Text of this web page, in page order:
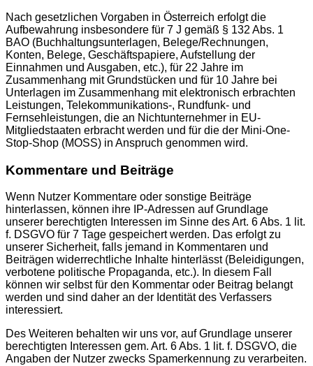
Nach gesetzlichen Vorgaben in Österreich erfolgt die
Aufbewahrung insbesondere für 7 J gemäß § 132 Abs. 1
BAO (Buchhaltungsunterlagen, Belege/Rechnungen,
Konten, Belege, Geschäftspapiere, Aufstellung der
Einnahmen und Ausgaben, etc.), für 22 Jahre im
Zusammenhang mit Grundstücken und für 10 Jahre bei
Unterlagen im Zusammenhang mit elektronisch erbrachten
Leistungen, Telekommunikations-, Rundfunk- und
Fernsehleistungen, die an Nichtunternehmer in EU-
Mitgliedstaaten erbracht werden und für die der Mini-One-
Stop-Shop (MOSS) in Anspruch genommen wird.
Kommentare und Beiträge
Wenn Nutzer Kommentare oder sonstige Beiträge
hinterlassen, können ihre IP-Adressen auf Grundlage
unserer berechtigten Interessen im Sinne des Art. 6 Abs. 1 lit.
f. DSGVO für 7 Tage gespeichert werden. Das erfolgt zu
unserer Sicherheit, falls jemand in Kommentaren und
Beiträgen widerrechtliche Inhalte hinterlässt (Beleidigungen,
verbotene politische Propaganda, etc.). In diesem Fall
können wir selbst für den Kommentar oder Beitrag belangt
werden und sind daher an der Identität des Verfassers
interessiert.
Des Weiteren behalten wir uns vor, auf Grundlage unserer
berechtigten Interessen gem. Art. 6 Abs. 1 lit. f. DSGVO, die
Angaben der Nutzer zwecks Spamerkennung zu verarbeiten.